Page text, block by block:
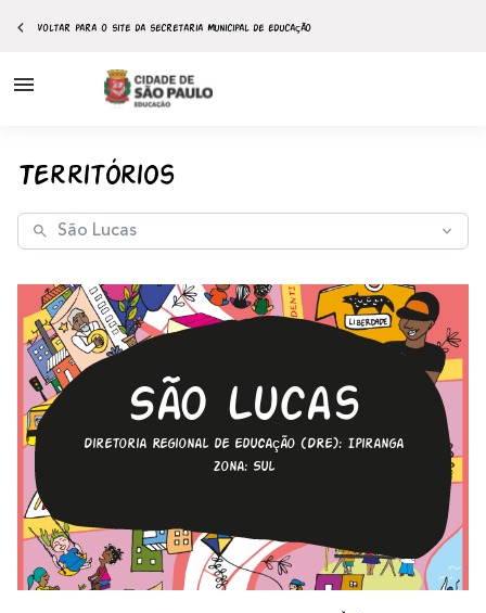
Voltar para o site da secretaria Municipal de educação
Territórios
São Lucas
Diretoria Regional de Educação (DRE): Ipiranga
Zona: Sul